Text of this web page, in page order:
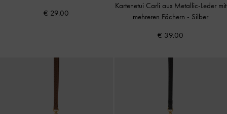
€ 29.00
Kartenetui Carli aus Metallic-Leder mit
mehreren Fächern - Silber
€ 39.00